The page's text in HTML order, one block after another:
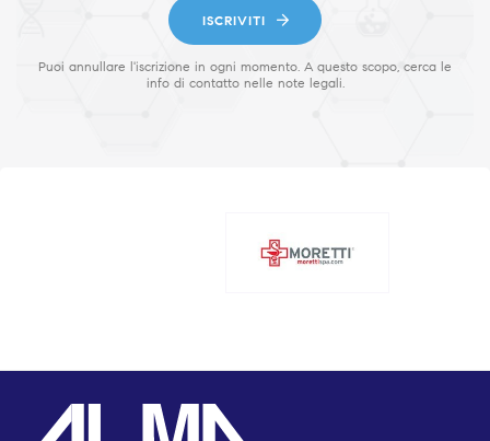
ISCRIVITI
Puoi annullare l'iscrizione in ogni momento. A questo scopo, cerca le
info di contatto nelle note legali.